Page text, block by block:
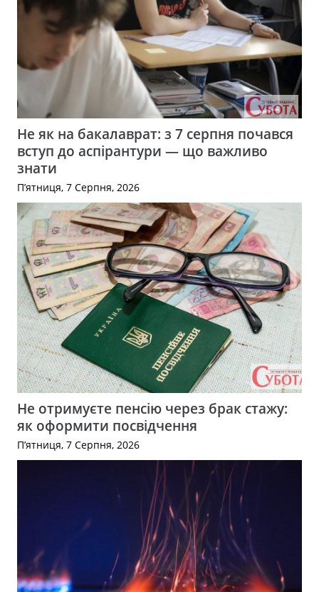
Не як на бакалаврат: з 7 серпня почався
вступ до аспірантури — що важливо
знати
П’ятниця, 7 Серпня, 2026
Не отримуєте пенсію через брак стажу:
як оформити посвідчення
П’ятниця, 7 Серпня, 2026